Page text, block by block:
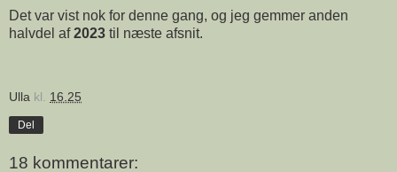
Det var vist nok for denne gang, og jeg gemmer anden
halvdel af2023 til næste afsnit.
Ulla kl. 16.25
Del
18 kommentarer: